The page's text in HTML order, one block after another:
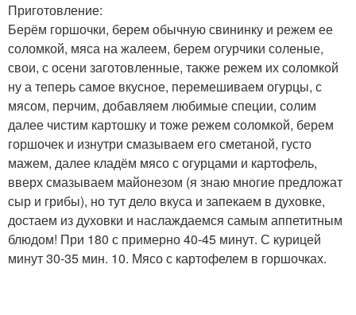
Приготовление:
Берём горшочки, берем обычную свининку и режем ее
соломкой, мяса на жалеем, берем огурчики соленые,
свои, с осени заготовленные, также режем их соломкой
ну а теперь самое вкусное, перемешиваем огурцы, с
мясом, перчим, добавляем любимые специи, солим
далее чистим картошку и тоже режем соломкой, берем
горшочек и изнутри смазываем его сметаной, густо
мажем, далее кладём мясо с огурцами и картофель,
вверх смазываем майонезом (я знаю многие предложат
сыр и грибы), но тут дело вкуса и запекаем в духовке,
достаем из духовки и наслаждаемся самым аппетитным
блюдом! При 180 с примерно 40-45 минут. С курицей
минут 30-35 мин. 10. Мясо с картофелем в горшочках.